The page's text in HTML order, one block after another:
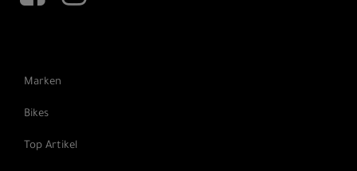
Marken
Bikes
Top Artikel